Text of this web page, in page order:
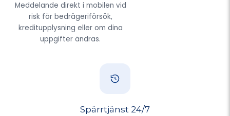
Meddelande direkt i mobilen vid
risk för bedrägeriförsök,
kreditupplysning eller om dina
uppgifter ändras.
Spärrtjänst 24/7